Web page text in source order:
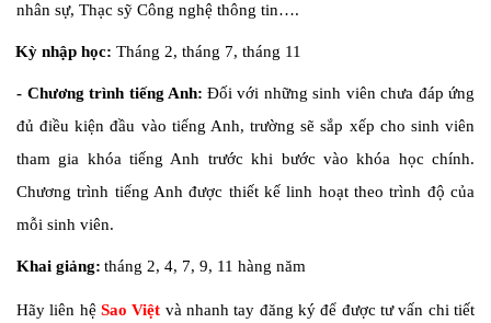
nhân sự, Thạc sỹ Công nghệ thông tin….
Kỳ nhập học: Tháng 2, tháng 7, tháng 11
- Chương trình tiếng Anh: Đối với những sinh viên chưa đáp ứng
đủ điều kiện đầu vào tiếng Anh, trường sẽ sắp xếp cho sinh viên
tham gia khóa tiếng Anh trước khi bước vào khóa học chính.
Chương trình tiếng Anh được thiết kế linh hoạt theo trình độ của
mỗi sinh viên.
Khai giảng: tháng 2, 4, 7, 9, 11 hàng năm
Hãy liên hệ Sao Việt và nhanh tay đăng ký để được tư vấn chi tiết